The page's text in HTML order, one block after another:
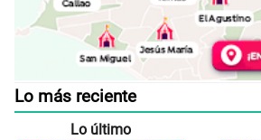
Lo más reciente
Lo último